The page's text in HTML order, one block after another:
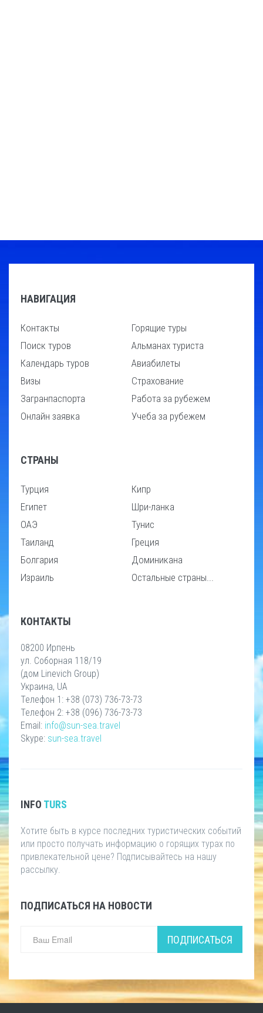
НАВИГАЦИЯ
Контакты
Поиск туров
Календарь туров
Визы
Загранпаспорта
Онлайн заявка
Горящие туры
Альманах туриста
Авиабилеты
Страхование
Работа за рубежем
Учеба за рубежем
СТРАНЫ
Турция
Египет
ОАЭ
Таиланд
Болгария
Израиль
Кипр
Шри-ланка
Тунис
Греция
Доминикана
Остальные страны...
КОНТАКТЫ
08200 Ирпень
ул. Соборная 118/19
(дом Linevich Group)
Украина, UA
Телефон 1: +38 (073) 736-73-73
Телефон 2: +38 (096) 736-73-73
Email: info@sun-sea.travel
Skype: sun-sea.travel
INFO TURS
Хотите быть в курсе последних туристических событий
или просто получать информацию о горящих турах по
привлекательной цене? Подписывайтесь на нашу
рассылку.
ПОДПИСАТЬСЯ НА НОВОСТИ
ПОДПИСАТЬСЯ